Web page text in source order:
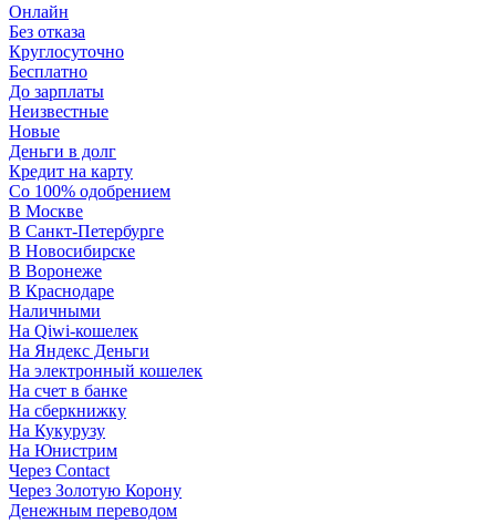
Онлайн
Без отказа
Круглосуточно
Бесплатно
До зарплаты
Неизвестные
Новые
Деньги в долг
Кредит на карту
Со 100% одобрением
В Москве
В Санкт-Петербурге
В Новосибирске
В Воронеже
В Краснодаре
Наличными
На Qiwi-кошелек
На Яндекс Деньги
На электронный кошелек
На счет в банке
На сберкнижку
На Кукурузу
На Юнистрим
Через Contact
Через Золотую Корону
Денежным переводом